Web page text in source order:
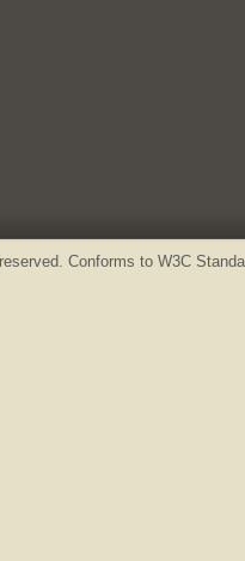
Conforms to W3C